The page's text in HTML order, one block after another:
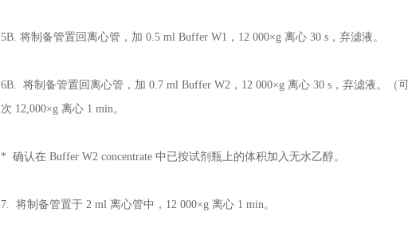
5B. 将制备管置回离心管，加 0.5 ml Buffer W1，12 000×g 离心 30 s，弃滤液。
6B. 将制备管置回离心管，加 0.7 ml Buffer W2，12 000×g 离心 30 s，弃滤液。（
次 12,000×g 离心 1 min。
* 确认在 Buffer W2 concentrate 中已按试剂瓶上的体积加入无水乙醇。
7. 将制备管置于 2 ml 离心管中，12 000×g 离心 1 min。